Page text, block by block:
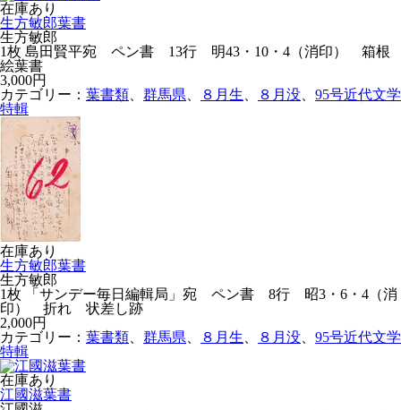
在庫あり
生方敏郎葉書
生方敏郎
1枚 島田賢平宛 ペン書 13行 明43・10・4（消印） 箱根
絵葉書
3,000円
カテゴリー： 葉書類 群馬県 ８月生 ８月没
95号近代文学
特輯
在庫あり
生方敏郎葉書
生方敏郎
1枚 「サンデー毎日編輯局」宛 ペン書 8行 昭3・6・4（消
印） 折れ 状差し跡
2,000円
カテゴリー： 葉書類 群馬県 ８月生 ８月没
95号近代文学
特輯
在庫あり
江國滋葉書